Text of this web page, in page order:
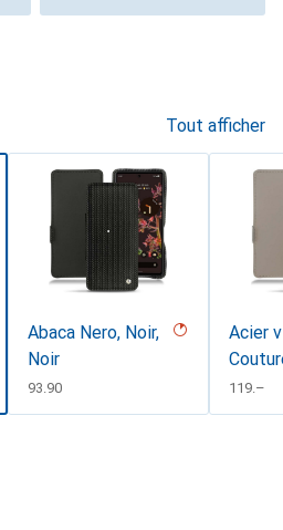
Tout afficher
Abaca Nero, Noir,
Noir
CHF
93.90
Acier
CHF
119.–